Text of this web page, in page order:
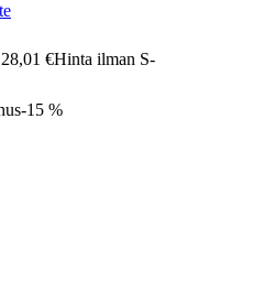
28,01 €Hinta ilman S-
-15 %